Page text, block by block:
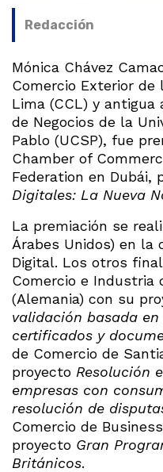
Redacción
Mónica Chávez
Comercio Exterior de
Lima (CCL) y
de Negocios de la
Pablo (UCSP), fue
Chamber of
Federation en Dubái,
Digitales: La Nueva
La premiación se
Árabes Unidos) en la
Digital. Los otros
Comercio e Industria
(Alemania) con su
validación basada
certificados y
de Comercio de
proyecto Resolución
empresas con
resolución de
Comercio de
proyecto Gran
Británicos.